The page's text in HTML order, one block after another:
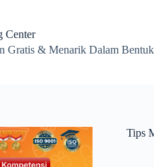
Center
Gratis & Menarik Dalam
Tips